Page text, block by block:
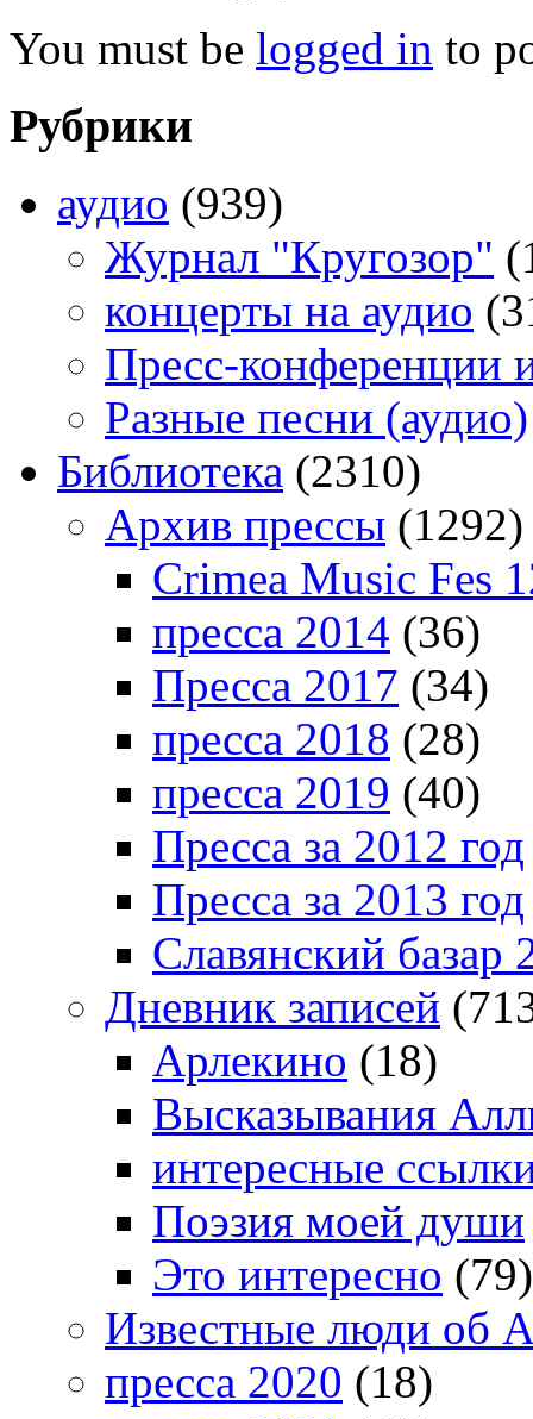
You must be logged in to
Рубрики
аудио (939)
Журнал "Кругозор"
концерты на аудио
Пресс-конференции
Разные песни (аудио)
Библиотека (2310)
Архив прессы (1292)
Crimea Music Fes
пресса 2014 (36)
Пресса 2017 (34)
пресса 2018 (28)
пресса 2019 (40)
Пресса за 2012 год
Пресса за 2013 год
Славянский базар
Дневник записей
Арлекино (18)
Высказывания
интересные
Поэзия моей души
Это интересно (79)
Известные люди об
пресса 2020 (18)